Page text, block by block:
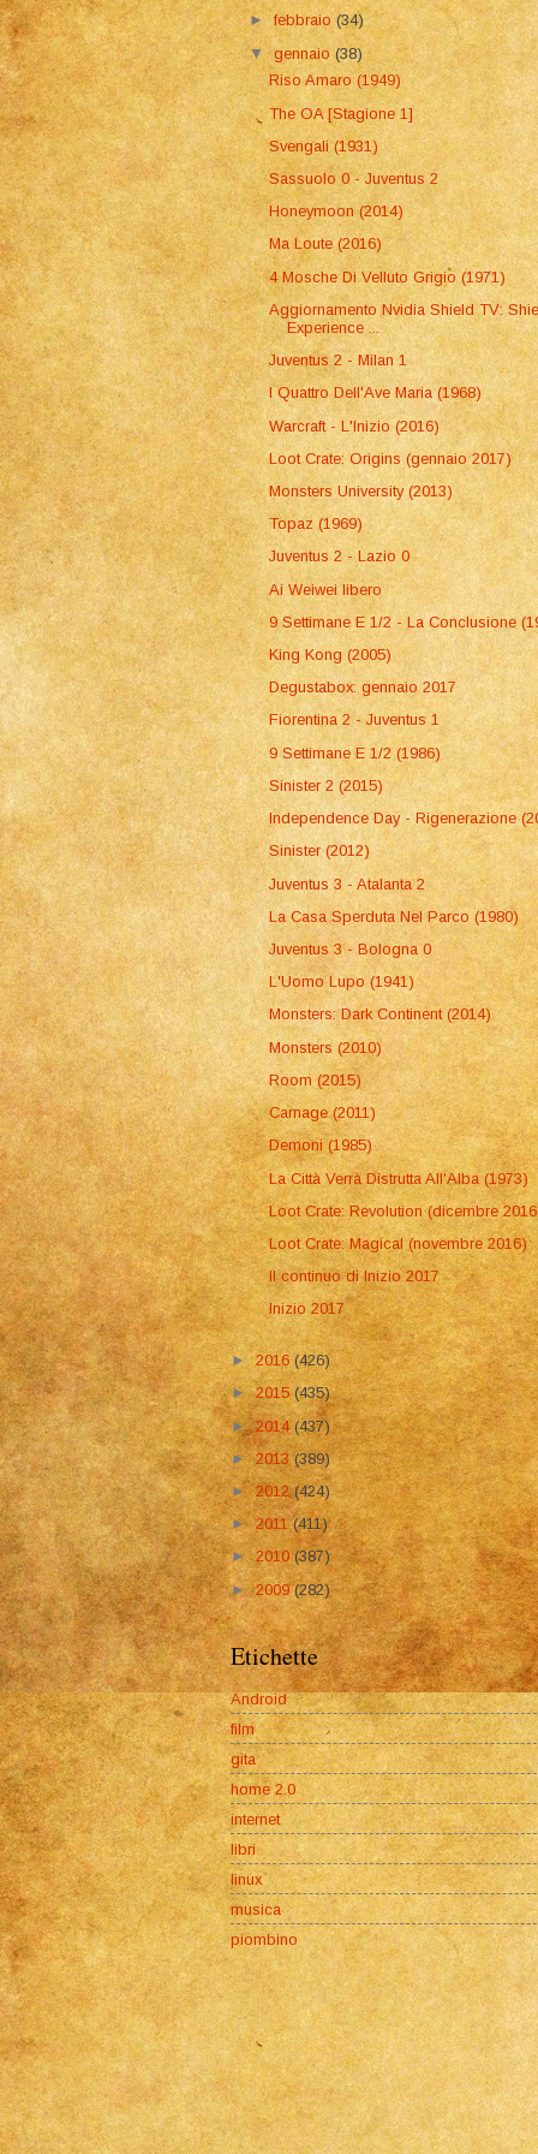
►febbraio(34)
▼gennaio(38)
Riso Amaro (1949)
The OA [Stagione 1]
Svengali (1931)
Sassuolo 0 - Juventus 2
Honeymoon (2014)
Ma Loute (2016)
4 Mosche Di Velluto Grigio (1971)
Aggiornamento Nvidia Shield TV:
Experience ...
Juventus 2 - Milan 1
I Quattro Dell'Ave Maria (1968)
Warcraft - L'Inizio (2016)
Loot Crate: Origins (gennaio 2017)
Monsters University (2013)
Topaz (1969)
Juventus 2 - Lazio 0
Ai Weiwei libero
9 Settimane E 1/2 - La Conclusione
King Kong (2005)
Degustabox: gennaio 2017
Fiorentina 2 - Juventus 1
9 Settimane E 1/2 (1986)
Sinister 2 (2015)
Independence Day - Rigenerazione
Sinister (2012)
Juventus 3 - Atalanta 2
La Casa Sperduta Nel Parco (1980)
Juventus 3 - Bologna 0
L'Uomo Lupo (1941)
Monsters: Dark Continent (2014)
Monsters (2010)
Room (2015)
Carnage (2011)
Demoni (1985)
La Città Verrà Distrutta All'Alba (1973)
Loot Crate: Revolution (dicembre
Loot Crate: Magical (novembre 2016)
Il continuo di Inizio 2017
Inizio 2017
►2016 (426)
►2015(435)
►2014(437)
►2013(389)
►2012(424)
►2011(411)
►2010(387)
►2009(282)
Etichette
Android
film
gita
home 2.0
internet
libri
linux
musica
piombino